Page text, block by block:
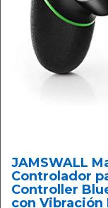
JAMSWALL
Controlador
Controller
con Vibración